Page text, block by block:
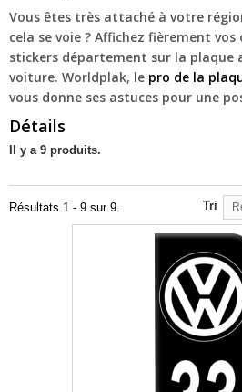
Vous êtes très attaché à votre
cela se voie ? Affichez fièrement
stickers département sur la plaque
voiture. Worldplak, le pro de la
vous donne ses astuces pour une
Détails
Il y a 9 produits.
Tri
Résultats 1 - 9 sur 9.